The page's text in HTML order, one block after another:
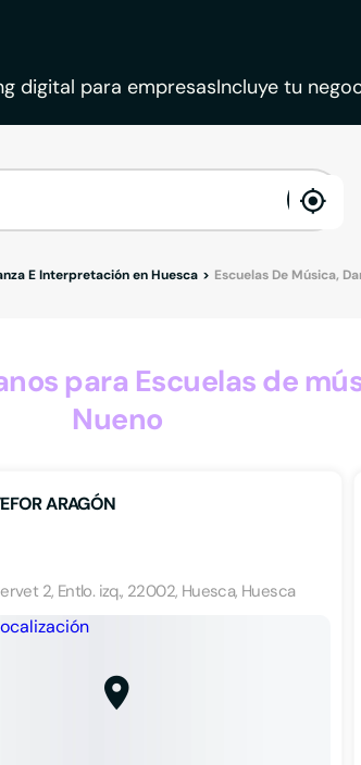
digital para empresasIncluye tu
E Interpretación en Huesca Escuelas De Música,
para Escuelas de
Nueno
ARAGÓN
2, Entlo. izq., 22002, Huesca, Huesca